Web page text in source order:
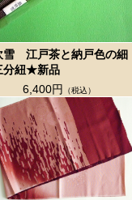
雪 江戸茶と納戸色の細
分紐★新品
6,400円 （税込）